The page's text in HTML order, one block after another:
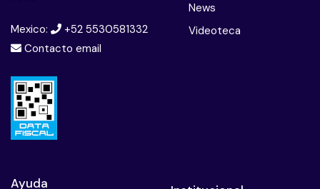
Mexico:
+52 5530581332
Contacto email
News
Videoteca
Ayuda